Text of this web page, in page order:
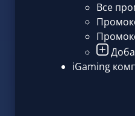
Все
iGaming